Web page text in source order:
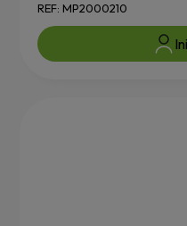
REF: MP2000210